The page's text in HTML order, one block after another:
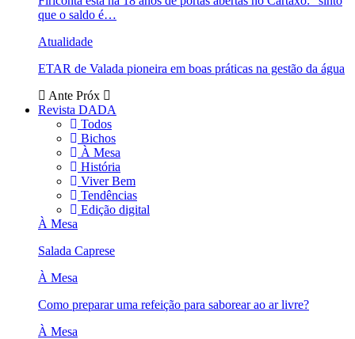
que o saldo é…
Atualidade
ETAR de Valada pioneira em boas práticas na gestão da água
Ante Próx
Revista DADA
Todos
Bichos
À Mesa
História
Viver Bem
Tendências
Edição digital
À Mesa
Salada Caprese
À Mesa
Como preparar uma refeição para saborear ao ar livre?
À Mesa